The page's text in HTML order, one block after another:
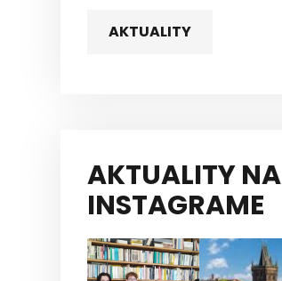
AKTUALITY
AKTUALITY NA
INSTAGRAME